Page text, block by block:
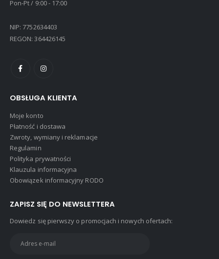
Pon-Pt / 9:00 - 17:00
NIP: 7752634403
REGON: 364426145
OBSŁUGA KLIENTA
Moje konto
Płatność i dostawa
Zwroty, wymiany i reklamacje
Regulamin
Polityka prywatności
Klauzula informacyjna
Obowiązek informacyjny RODO
ZAPISZ SIĘ DO NEWSLETTERA
Dowiedz się pierwszy o promocjach i nowych ofertach: